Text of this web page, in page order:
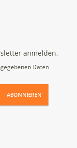
anmelden.
Daten
ABONNIEREN